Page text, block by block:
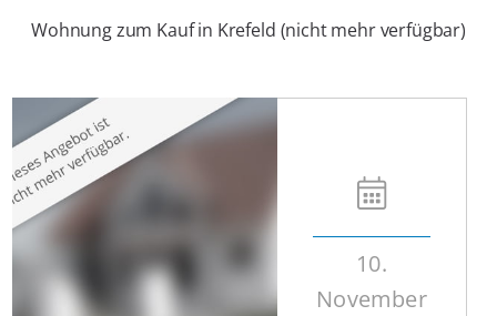
Wohnung zum Kauf in Krefeld (nicht mehr verfügbar)
10.
November